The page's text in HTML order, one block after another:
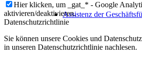
Assistenz der
Hier klicken, um _gat_* - Google
aktivieren/deaktivieren.
Datenschutzrichtlinie
Sie können unsere Cookies und
in unseren Datenschutzrichtlinie nachlesen.